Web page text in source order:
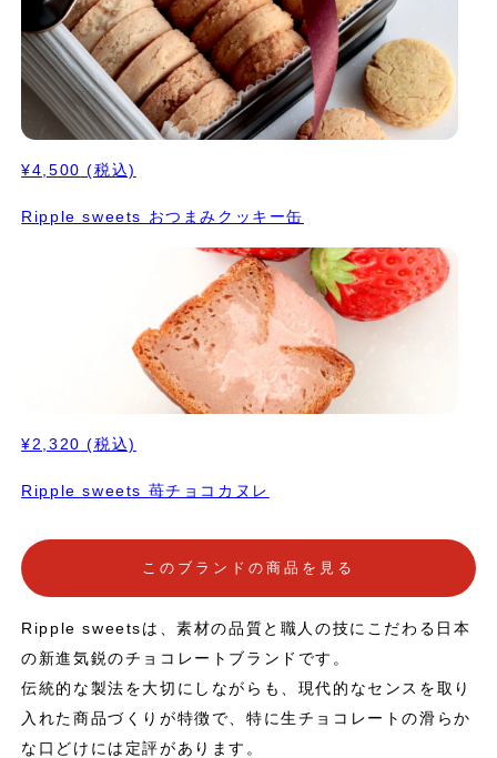
¥4,500 (税込)
Ripple sweets おつまみクッキー缶
¥2,320 (税込)
Ripple sweets 苺チョコカヌレ
このブランドの商品を見る
Ripple sweetsは、素材の品質と職人の技にこだわる日本
の新進気鋭のチョコレートブランドです。
伝統的な製法を大切にしながらも、現代的なセンスを取り
入れた商品づくりが特徴で、特に生チョコレートの滑らか
な口どけには定評があります。